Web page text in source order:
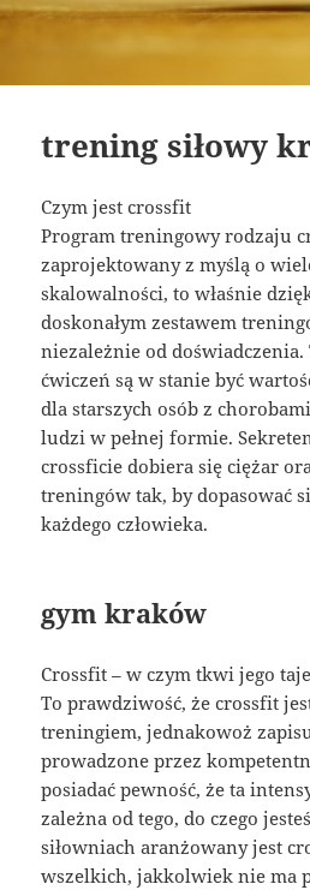
trening siłowy
Czym jest crossfit
Program treningowy rodzaju
zaprojektowany z myślą o
skalowalności, to właśnie
doskonałym zestawem
niezależnie od doświadczenia.
ćwiczeń są w stanie być
dla starszych osób z
ludzi w pełnej formie.
crossficie dobiera się ciężar
treningów tak, by dopasować
każdego człowieka.
gym kraków
Crossfit – w czym tkwi jego
To prawdziwość, że crossfit
treningiem, jednakowoż
prowadzone przez
posiadać pewność, że ta
zależna od tego, do czego
siłowniach aranżowany jest
wszelkich, jakkolwiek nie ma